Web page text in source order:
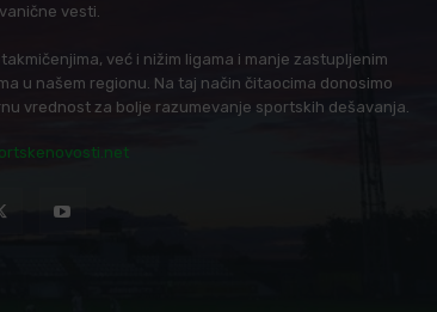
vesti.
već i nižim ligama i manje zastupljenim
u našem regionu. Na taj način čitaocima donosimo
vrednost za bolje razumevanje sportskih dešavanja.